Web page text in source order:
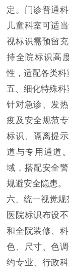
定。门诊普通
儿童科室可适
视标识需预留
持全院标识高
性，适配各类科
五、细化特殊
针对急诊、发
疫及安全规范
标识、隔离提
道与专用通道
域，搭配安全
规避安全隐患。
六、统一视觉
医院标识布设
和全院装修、
色、尺寸、色
约专业、行政